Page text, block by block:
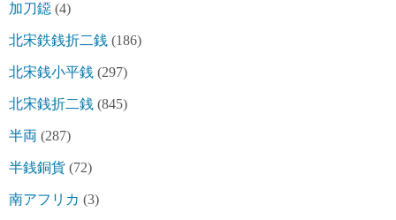
加刀鐚 (4)
北宋鉄銭折二銭 (186)
北宋銭小平銭 (297)
北宋銭折二銭 (845)
半両 (287)
半銭銅貨 (72)
南アフリカ (3)